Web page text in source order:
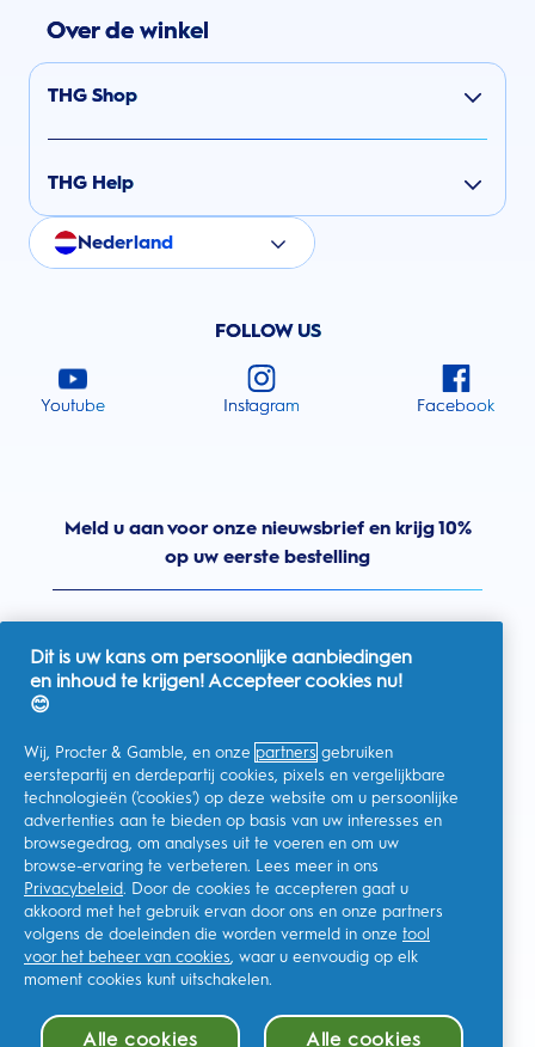
Over de winkel
THG Shop
THG Help
Nederland
FOLLOW US
Youtube Instagram Facebook
Meld u aan voor onze nieuwsbrief en krijg 10%
op uw eerste bestelling
Ik geef toestemming voor het ontvangen van
gepersonaliseerde communicatie met betrekking tot
aanbiedingen, nieuws en andere promotionele initiatieven van
Oral-B en andere P&G-merkenvia e-mail en online kanalen. Ik
kan me op elk momentafmelden.
Procter & Gamble, als verwerkingsverantwoordelijke, zal uw
persoonlijke gegevens verwerken zodat u zich bij deze site kunt
registreren en de interactie kunt aangaan met de aangeboden
diensten en zodat P&G u, afhankelijk van uw toestemming,
relevante commerciële berichten kan sturen, waaronder
gepersonaliseerde advertenties in online media. Ontdek hier
Voor meer informatie over de verwerking van uw gegevens en
uw privacy rechten, kunt u
kijken of ons volledige
Dit is uw kans om persoonlijke aanbiedingen
en inhoud te krijgen! Accepteer cookies nu!
😊
Wij, Procter & Gamble, en onze partners gebruiken
eerstepartij en derdepartij cookies, pixels en vergelijkbare
technologieën ('cookies') op deze website om u persoonlijke
advertenties aan te bieden op basis van uw interesses en
browsegedrag, om analyses uit te voeren en om uw
browse-ervaring te verbeteren. Lees meer in ons
Privacybeleid. Door de cookies te accepteren gaat u
akkoord met het gebruik ervan door ons en onze partners
volgens de doeleinden die worden vermeld in onze tool
voor het beheer van cookies, waar u eenvoudig op elk
moment cookies kunt uitschakelen.
Alle cookies Alle cookies